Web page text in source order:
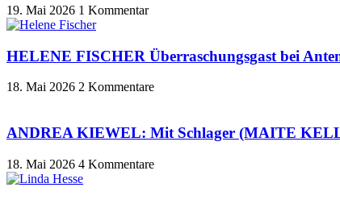
19. Mai 2026 1 Kommentar
HELENE FISCHER Überraschungsgast bei
18. Mai 2026 2 Kommentare
ANDREA KIEWEL: Mit Schlager (MAITE
18. Mai 2026 4 Kommentare